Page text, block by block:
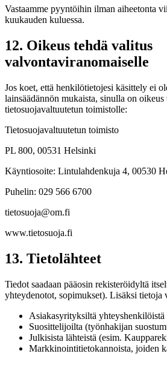
Vastaamme pyyntöihin ilman aiheetonta
kuukauden kuluessa.
12. Oikeus tehdä valitus
valvontaviranomaiselle
Jos koet, että henkilötietojesi käsittely ei
lainsäädännön mukaista, sinulla on oikeus
tietosuojavaltuutetun toimistolle:
Tietosuojavaltuutetun toimisto
PL 800, 00531 Helsinki
Käyntiosoite: Lintulahdenkuja 4, 00530
Puhelin: 029 566 6700
tietosuoja@om.fi
www.tietosuoja.fi
13. Tietolähteet
Tiedot saadaan pääosin rekisteröidyltä
yhteydenotot, sopimukset). Lisäksi tietoja
Asiakasyrityksiltä yhteyshenkilöistä
Suosittelijoilta (työnhakijan
Julkisista lähteistä (esim.
Markkinointitietokannoista, joiden